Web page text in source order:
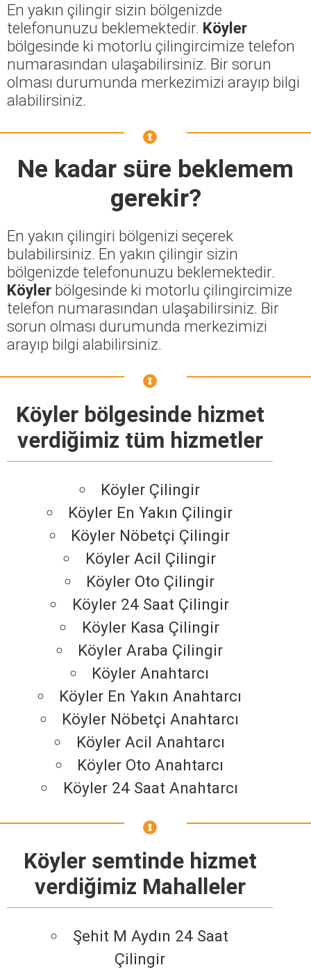
En yakın çilingir sizin bölgenizde
telefonunuzu beklemektedir. Köyler
bölgesinde ki motorlu çilingircimize telefon
numarasından ulaşabilirsiniz. Bir sorun
olması durumunda merkezimizi arayıp bilgi
alabilirsiniz.
Ne kadar süre beklemem
gerekir?
En yakın çilingiri bölgenizi seçerek
bulabilirsiniz. En yakın çilingir sizin
bölgenizde telefonunuzu beklemektedir.
Köyler bölgesinde ki motorlu çilingircimize
telefon numarasından ulaşabilirsiniz. Bir
sorun olması durumunda merkezimizi
arayıp bilgi alabilirsiniz.
Köyler bölgesinde hizmet
verdiğimiz tüm hizmetler
Köyler Çilingir
Köyler En Yakın Çilingir
Köyler Nöbetçi Çilingir
Köyler Acil Çilingir
Köyler Oto Çilingir
Köyler 24 Saat Çilingir
Köyler Kasa Çilingir
Köyler Araba Çilingir
Köyler Anahtarcı
Köyler En Yakın Anahtarcı
Köyler Nöbetçi Anahtarcı
Köyler Acil Anahtarcı
Köyler Oto Anahtarcı
Köyler 24 Saat Anahtarcı
Köyler semtinde hizmet
verdiğimiz Mahalleler
Şehit M Aydın 24 Saat
Çilingir